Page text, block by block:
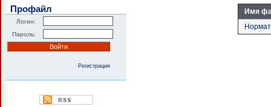
Профайл
Логин:
Пароль:
Регистрация
Имя